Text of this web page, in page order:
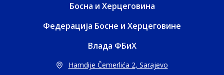
Босна и Херцеговина
Федерација Босне и Херцеговине
Влада ФБиХ
Hamdije Čemerlića 2, Sarajevo